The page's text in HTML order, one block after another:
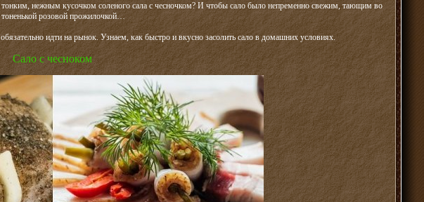
нежным кусочком соленого сала с чесночком? И чтобы сало было непременно свежим, тающим во
тоненькой розовой прожилочкой…
идти на рынок. Узнаем, как быстро и вкусно засолить сало в домашних условиях.
Сало с чесноком